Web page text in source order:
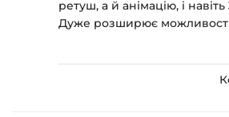
ретуш, а й анімацію, і
Дуже розширює